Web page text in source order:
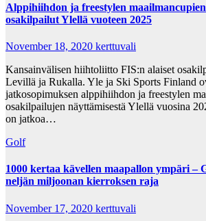
Alppihiihdon ja freestylen
osakilpailut Ylellä vuoteen 2025
November 18, 2020 kerttuvali
Kansainvälisen hiihtoliitto FIS:n alaiset
Levillä ja Rukalla. Yle ja Ski Sports Finland
jatkosopimuksen alppihiihdon ja freestylen
osakilpailujen näyttämisestä Ylellä vuosina
on jatkoa…
Golf
1000 kertaa kävellen maapallon ympäri –
neljän miljoonan kierroksen raja
November 17, 2020 kerttuvali